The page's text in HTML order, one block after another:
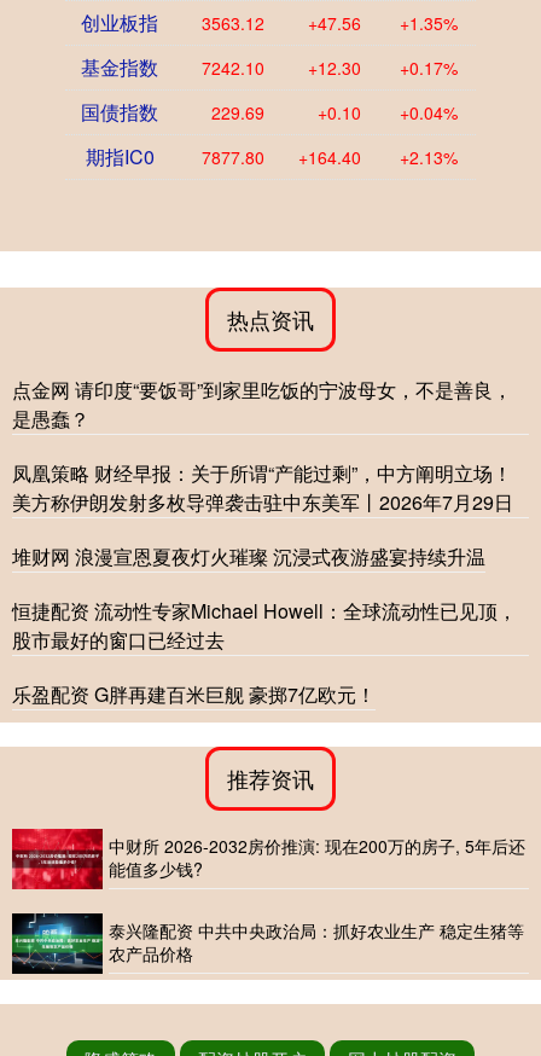
创业板指 3563.12 +47.56 +1.35%
基金指数 7242.10 +12.30 +0.17%
国债指数 229.69 +0.10 +0.04%
期指IC0 7877.80 +164.40 +2.13%
热点资讯
点金网 请印度“要饭哥”到家里吃饭的宁波母女，不是善良，
是愚蠢？
凤凰策略 财经早报：关于所谓“产能过剩”，中方阐明立场！
美方称伊朗发射多枚导弹袭击驻中东美军丨2026年7月29日
堆财网 浪漫宣恩夏夜灯火璀璨 沉浸式夜游盛宴持续升温
恒捷配资 流动性专家Michael Howell：全球流动性已见顶，
股市最好的窗口已经过去
乐盈配资 G胖再建百米巨舰 豪掷7亿欧元！
推荐资讯
中财所 2026-2032房价推演: 现在200万的房子, 5年后还
能值多少钱?
泰兴隆配资 中共中央政治局：抓好农业生产 稳定生猪等
农产品价格